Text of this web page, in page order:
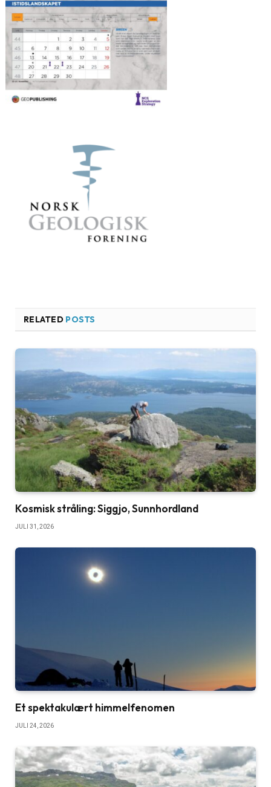
RELATED POSTS
Kosmisk stråling: Siggjo, Sunnhordland
JULI 31, 2026
Et spektakulært himmelfenomen
JULI 24, 2026